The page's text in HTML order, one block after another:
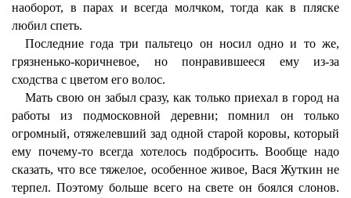
наоборот, в парах и всегда молчком, тогда как в пляске
любил спеть.
Последние года три пальтецо он носил одно и то же,
грязненько-коричневое, но понравившееся ему из-за
сходства с цветом его волос.
Мать свою он забыл сразу, как только приехал в город на
работы из подмосковной деревни; помнил он только
огромный, отяжелевший зад одной старой коровы, который
ему почему-то всегда хотелось подбросить. Вообще надо
сказать, что все тяжелое, особенное живое, Вася Жуткин не
терпел. Поэтому больше всего на свете он боялся слонов.